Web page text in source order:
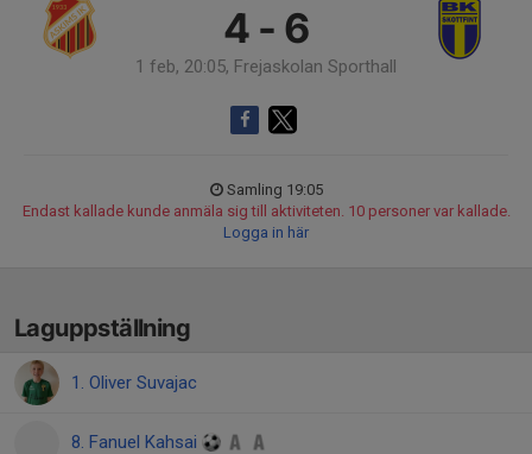
4 - 6
1 feb, 20:05, Frejaskolan Sporthall
Samling 19:05
Endast kallade kunde anmäla sig till aktiviteten. 10 personer var kallade.
Logga in här
Laguppställning
1. Oliver Suvajac
8. Fanuel Kahsai